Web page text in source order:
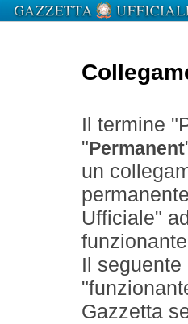
Il termine
" Permanent
un
Ufficiale"
Il
Gazzetta